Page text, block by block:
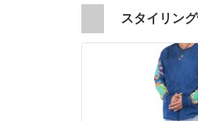
スタイリン